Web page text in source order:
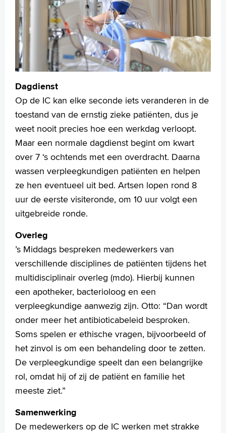
Dagdienst
Op de IC kan elke seconde iets veranderen in de
toestand van de ernstig zieke patiënten, dus je
weet nooit precies hoe een werkdag verloopt.
Maar een normale dagdienst begint om kwart
over 7 ‘s ochtends met een overdracht. Daarna
wassen verpleegkundigen patiënten en helpen
ze hen eventueel uit bed. Artsen lopen rond 8
uur de eerste visiteronde, om 10 uur volgt een
uitgebreide ronde.
Overleg
’s Middags bespreken medewerkers van
verschillende disciplines de patiënten tijdens het
multidisciplinair overleg (mdo). Hierbij kunnen
een apotheker, bacterioloog en een
verpleegkundige aanwezig zijn. Otto: “Dan wordt
onder meer het antibioticabeleid besproken.
Soms spelen er ethische vragen, bijvoorbeeld of
het zinvol is om een behandeling door te zetten.
De verpleegkundige speelt dan een belangrijke
rol, omdat hij of zij de patiënt en familie het
meeste ziet.”
Samenwerking
De medewerkers op de IC werken met strakke